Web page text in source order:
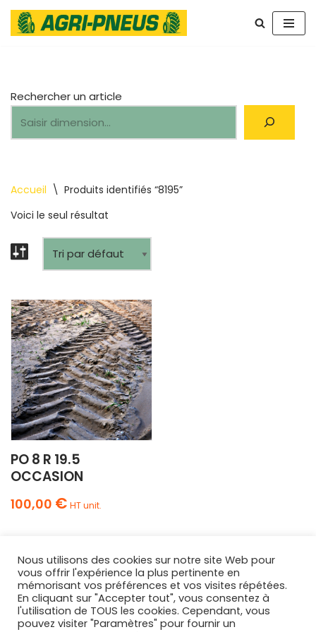
Aller
Accueil \ Produits identifiés “8195”
Voici le seul résultat
PO 8 R 19.5
OCCASION
100,00 € HT unit.
Rechercher un article
AGRIPNEUS
Nous utilisons des cookies sur notre site Web pour
vous offrir l'expérience la plus pertinente en
mémorisant vos préférences et vos visites répétées.
En cliquant sur "Accepter tout", vous consentez à
l'utilisation de TOUS les cookies. Cependant, vous
pouvez visiter "Paramètres" pour fournir un